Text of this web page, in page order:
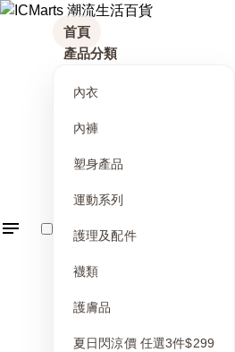
首頁
產品分類
內衣
內褲
塑身產品
運動系列
護理及配件
襪類
護膚品
夏日閃涼價 任選3件$299